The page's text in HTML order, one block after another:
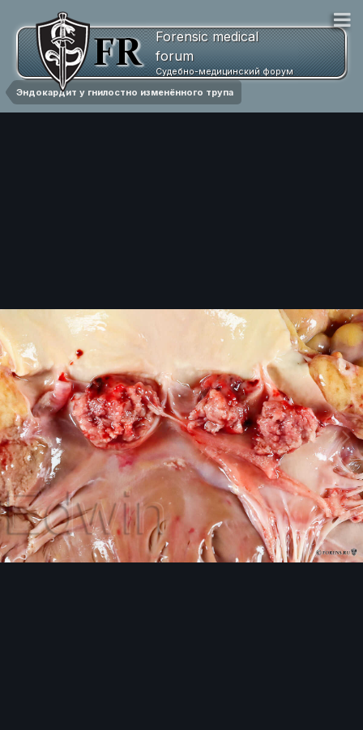
Forensic medical
forum
Судебно-медицинский форум
Эндокардит у гнилостно изменённого трупа